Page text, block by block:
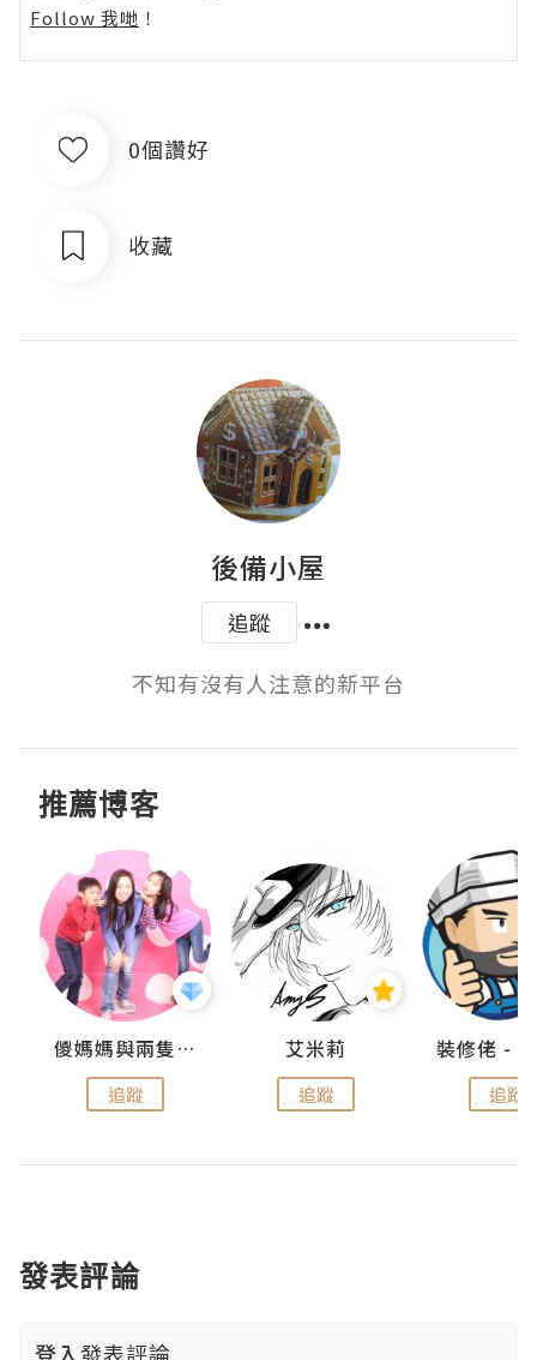
Follow 我哋 ！
0個讚好
收藏
後備小屋
追蹤
不知有沒有人注意的新平台
推薦博客
儍媽媽與兩隻小魔怪之家
追蹤
艾米莉
追蹤 追蹤
發表評論
登入發表評論